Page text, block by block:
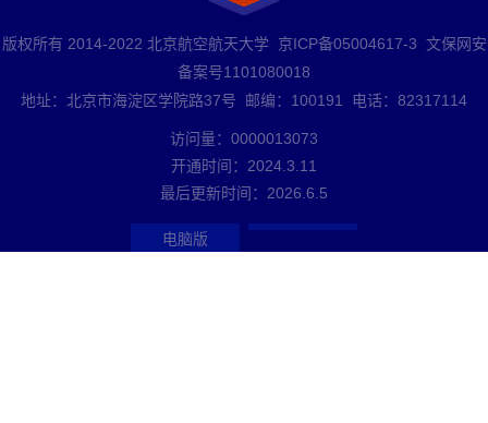
版权所有 2014-2022 北京航空航天大学 京ICP备05004617-3 文保网安
备案号1101080018
地址：北京市海淀区学院路37号 邮编：100191 电话：82317114
访问量： 0000013073
开通时间： 2024 3 11
最后更新时间： 2026 6 5
电脑版